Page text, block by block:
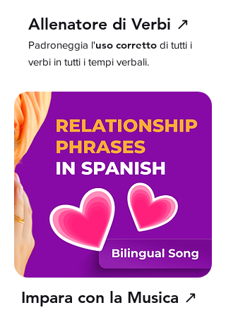
Allenatore di Verbi ↗
Padroneggia l'uso corretto di tutti i
verbi in tutti i tempi verbali.
Impara con la Musica ↗